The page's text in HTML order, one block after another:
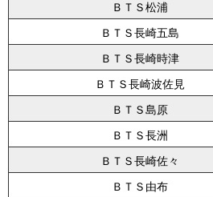
ＢＴＳ松浦
ＢＴＳ長崎五島
ＢＴＳ長崎時津
ＢＴＳ長崎波佐見
ＢＴＳ島原
ＢＴＳ長洲
ＢＴＳ長崎佐々
ＢＴＳ由布